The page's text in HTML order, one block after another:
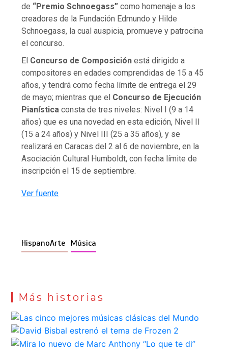
de “Premio Schnoegass”como homenaje a los
creadores de la Fundación Edmundo y Hilde
Schnoegass, la cual auspicia, promueve y patrocina
el concurso.
El Concurso de Composición está dirigido a
compositores en edades comprendidas de 15 a 45
años, y tendrá como fecha límite de entrega el 29
de mayo; mientras que el Concurso de Ejecución
Pianísticaconsta de tres niveles: Nivel I (9 a 14
años) que es una novedad en esta edición, Nivel II
(15 a 24 años) y Nivel III (25 a 35 años), y se
realizará en Caracas del 2 al 6 de noviembre, en la
Asociación Cultural Humboldt, con fecha límite de
inscripción el 15 de septiembre.
Ver fuente
HispanoArte Música
Más historias